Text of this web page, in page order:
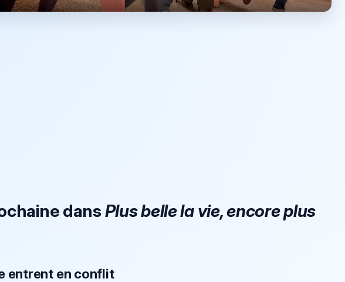
dansPlus belle la vie, encore plus
entrent en conflit